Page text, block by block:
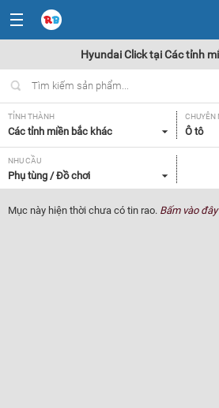
Hyundai Click tại Các tỉnh
TỈNH THÀNH
Các tỉnh miền bắc khác
CHUYÊN
Ô tô
NHU CẦU
Phụ tùng / Đồ chơi
Mục này hiện thời chưa có tin rao. Bấm vào đây